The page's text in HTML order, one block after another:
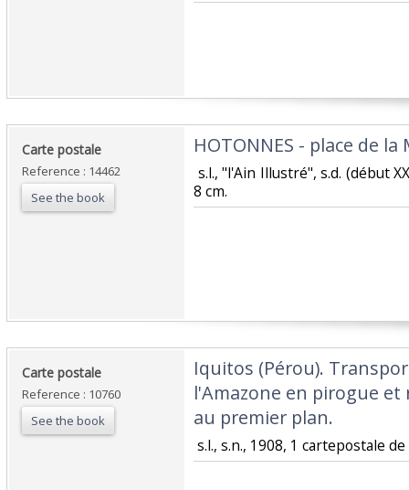
‎Carte postale ‎
Reference : 14462
See the book
‎HOTONNES - place de la
s.l., "l'Ain Illustré", s.d. (début
8 cm. ‎
‎Carte postale ‎
Reference : 10760
See the book
‎Iquitos (Pérou).
l'Amazone en pirogue et
au premier plan.‎
s.l., s.n., 1908, 1 cartepostale